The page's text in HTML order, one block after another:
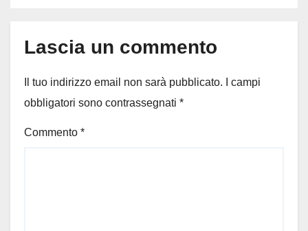
Lascia un commento
Il tuo indirizzo email non sarà pubblicato.
I campi
obbligatori sono contrassegnati *
Commento *